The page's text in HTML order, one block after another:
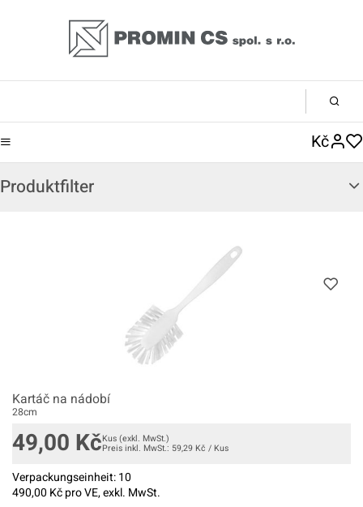
Kč
Produktfilter
Kartáč na nádobí
28cm
49,00 KčKus (exkl. MwSt.)
Preis inkl. MwSt.: 59,29 Kč / Kus
Verpackungseinheit:10
490,00 Kč pro VE, exkl. MwSt.